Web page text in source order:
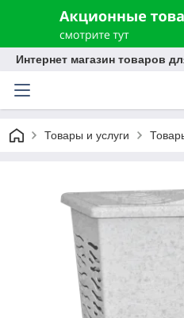
Интернет магазин товаров
Товары и услуги